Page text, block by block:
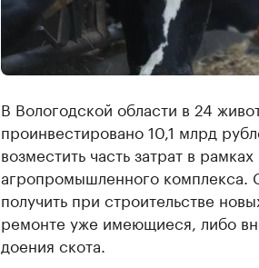
В Вологодской области в 24
проинвестировано 10,1 млрд
возместить часть затрат в
агропромышленного комплекса.
получить при строительстве
ремонте уже имеющиеся, либо
доения скота.